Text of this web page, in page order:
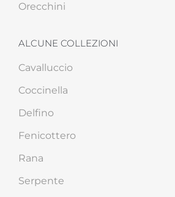
Orecchini
ALCUNE COLLEZIONI
Cavalluccio
Coccinella
Delfino
Fenicottero
Rana
Serpente